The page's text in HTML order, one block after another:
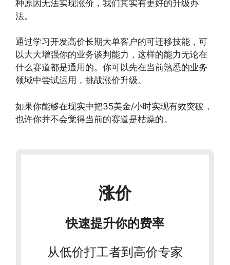
种原因无法实现涨价，我们其实有更好的升级办
法。
通过学习开发高价长期大单客户的可迁移技能，可
以大大增强你的业务谈判能力，这样的能力无论在
什么赛道都是通用的。你可以先在当前熟悉的业务
领域中尝试运用，挑战涨价升级。
如果你能够在现实中把35美金/小时实现有效突破，
也许你并不会觉得当前的赛道是枯燥的。
涨价
快速提升你的费率
从低价打工者到高价专家